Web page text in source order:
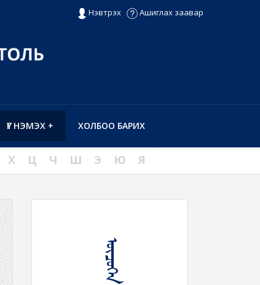
Нэвтрэх Ашиглах заавар
ХОЛБОО БАРИХ
ҮГ НЭМЭХ +
Х Ц Ч Ш Э Ю Я
ᠥᠴᠦᠬᠡᠨ